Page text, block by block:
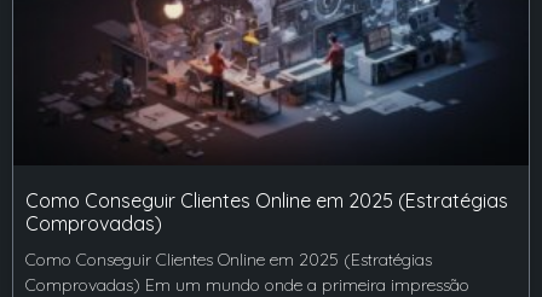
Como Conseguir Clientes Online em 2025 (Estratégias
Comprovadas)
Como Conseguir Clientes Online em 2025 (Estratégias
Comprovadas) Em um mundo onde a primeira impressão